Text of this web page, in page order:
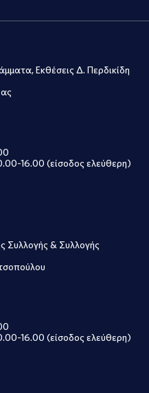
Εκθέσεις Δ. Περδικίδη
16.00 (είσοδος ελεύθερη)
Συλλογής & Συλλογής
16.00 (είσοδος ελεύθερη)